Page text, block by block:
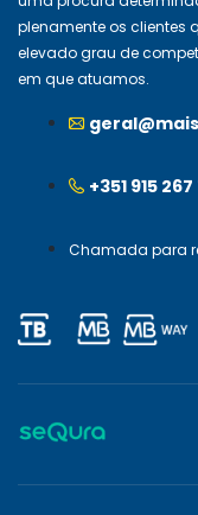
plenamente os clientes
elevado grau de
em que atuamos.
+351 915 267
Chamada para